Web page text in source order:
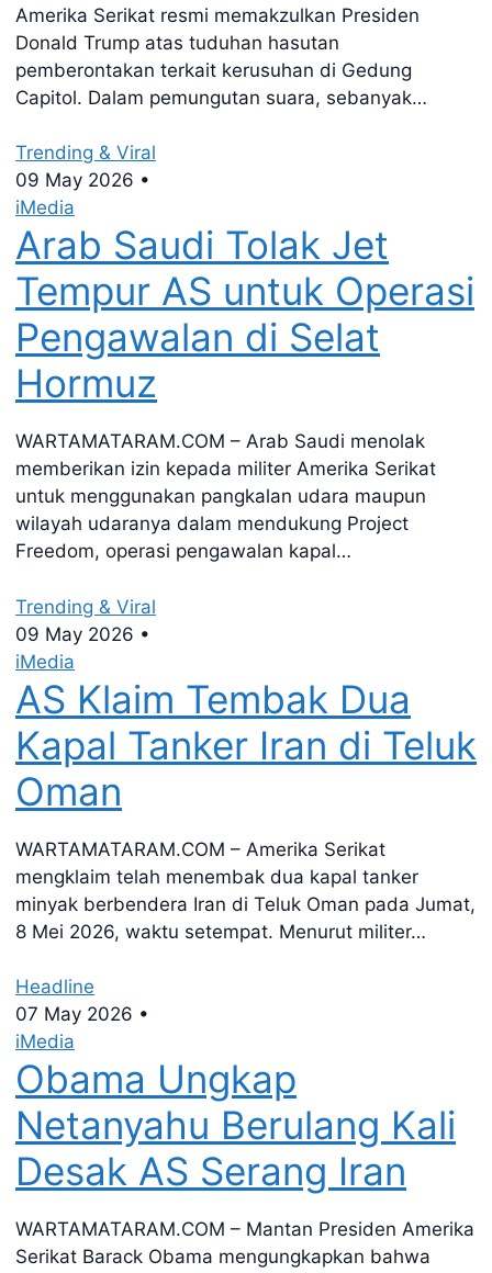
Amerika Serikat resmi memakzulkan Presiden
Donald Trump atas tuduhan hasutan
pemberontakan terkait kerusuhan di Gedung
Capitol. Dalam pemungutan suara, sebanyak…
Trending & Viral
09 May 2026 •
iMedia
Arab Saudi Tolak Jet
Tempur AS untuk Operasi
Pengawalan di Selat
Hormuz
WARTAMATARAM.COM – Arab Saudi menolak
memberikan izin kepada militer Amerika Serikat
untuk menggunakan pangkalan udara maupun
wilayah udaranya dalam mendukung Project
Freedom, operasi pengawalan kapal…
Trending & Viral
09 May 2026 •
iMedia
AS Klaim Tembak Dua
Kapal Tanker Iran di Teluk
Oman
WARTAMATARAM.COM – Amerika Serikat
mengklaim telah menembak dua kapal tanker
minyak berbendera Iran di Teluk Oman pada Jumat,
8 Mei 2026, waktu setempat. Menurut militer…
Headline
07 May 2026 •
iMedia
Obama Ungkap
Netanyahu Berulang Kali
Desak AS Serang Iran
WARTAMATARAM.COM – Mantan Presiden Amerika
Serikat Barack Obama mengungkapkan bahwa